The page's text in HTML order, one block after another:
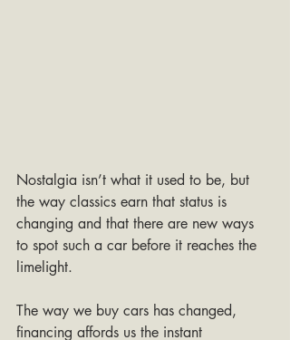
Nostalgia isn’t what it used to be, but
the way classics earn that status is
changing and that there are new ways
to spot such a car before it reaches the
limelight.
The way we buy cars has changed,
financing affords us the instant